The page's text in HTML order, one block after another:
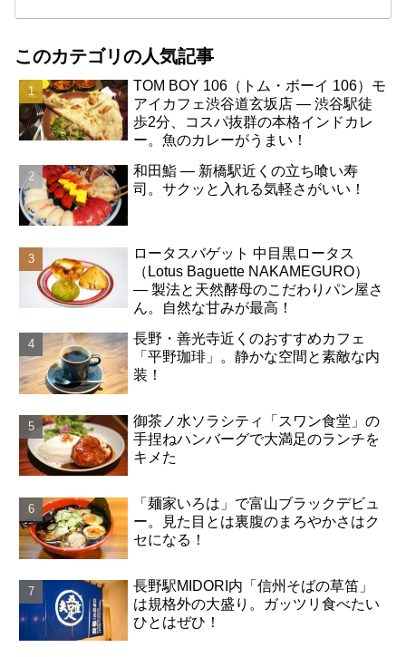
このカテゴリの人気記事
TOM BOY 106（トム・ボーイ 106）モ
アイカフェ渋谷道玄坂店 ― 渋谷駅徒
歩2分、コスパ抜群の本格インドカレ
ー。魚のカレーがうまい！
和田鮨 ― 新橋駅近くの立ち喰い寿
司。サクッと入れる気軽さがいい！
ロータスバゲット 中目黒ロータス
（Lotus Baguette NAKAMEGURO）
― 製法と天然酵母のこだわりパン屋さ
ん。自然な甘みが最高！
長野・善光寺近くのおすすめカフェ
「平野珈琲」。静かな空間と素敵な内
装！
御茶ノ水ソラシティ「スワン食堂」の
手捏ねハンバーグで大満足のランチを
キメた
「麺家いろは」で富山ブラックデビュ
ー。見た目とは裏腹のまろやかさはク
セになる！
長野駅MIDORI内「信州そばの草笛」
は規格外の大盛り。ガッツリ食べたい
ひとはぜひ！